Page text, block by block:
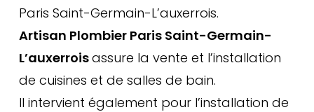
Paris Saint-Germain-L’auxerrois.
Artisan Plombier Paris Saint-Germain-
L’auxerroisassure la vente et l’installation
de cuisines et de salles de bain.
Il intervient également pour l’installation de